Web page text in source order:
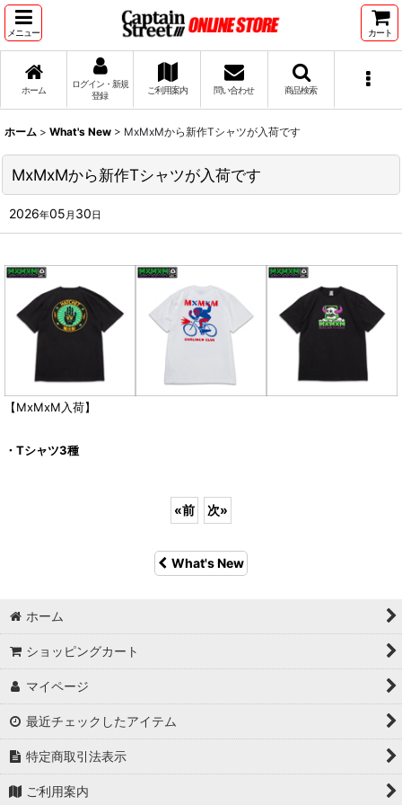
メニュー カート
ホーム
ログイン・新規
登録
ご利用案内 問い合わせ 商品検索
ホーム > What's New > MxMxMから新作Tシャツが入荷です
MxMxMから新作Tシャツが入荷です
2026年05 月 30日
【MxMxM入荷】
・Tシャツ3種
«前 次»
What's New
ホーム
ショッピングカート
マイページ
最近チェックしたアイテム
特定商取引法表示
ご利用案内